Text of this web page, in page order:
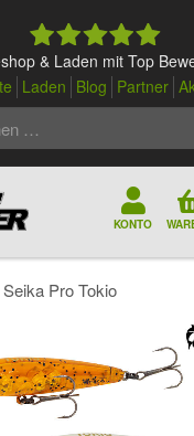
& Laden mit Top
Laden Blog Partner
KONTO
Pro Tokio